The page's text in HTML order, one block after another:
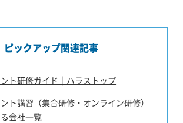
ピックアップ関連記事
ト研修ガイド｜ハラストップ
ト講習（集合研修・オンライン研修）
会社一覧